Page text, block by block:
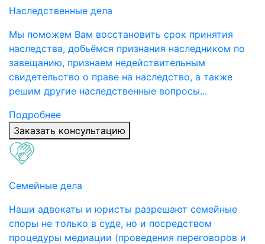
Наследственные дела
Мы поможем Вам восстановить срок принятия
наследства, добьёмся признания наследником по
завещанию, признаем недействительным
свидетельство о праве на наследство, а также
решим другие наследственные вопросы...
Подробнее
Заказать консультацию
Семейные дела
Наши адвокаты и юристы разрешают семейные
споры не только в суде, но и посредством
процедуры медиации (проведения переговоров и